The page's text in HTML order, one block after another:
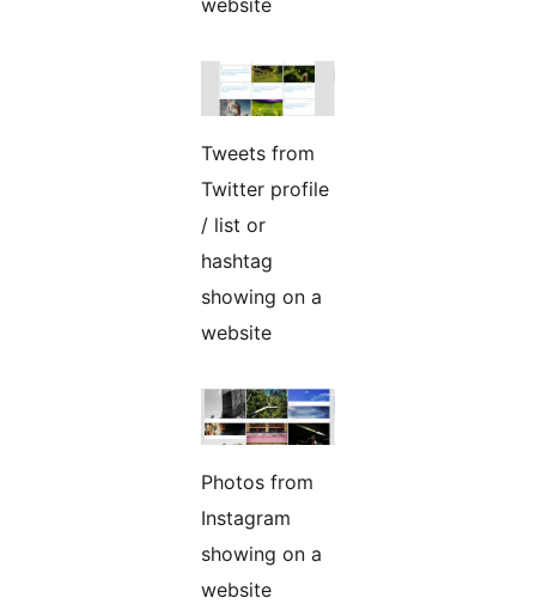
website
Tweets from
Twitter profile
/ list or
hashtag
showing on a
website
Photos from
Instagram
showing on a
website